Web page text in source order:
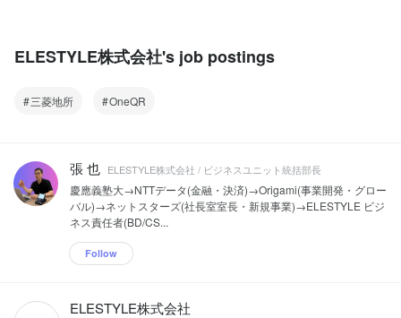
ELESTYLE株式会社's job postings
三菱地所 OneQR
張 也 ELESTYLE株式会社 / ビジネスユニット統括部長
慶應義塾大→NTTデータ(金融・決済)→Origami(事業開発・グロー
バル)→ネットスターズ(社長室室長・新規事業)→ELESTYLE ビジ
ネス責任者(BD/CS...
Follow
ELESTYLE株式会社